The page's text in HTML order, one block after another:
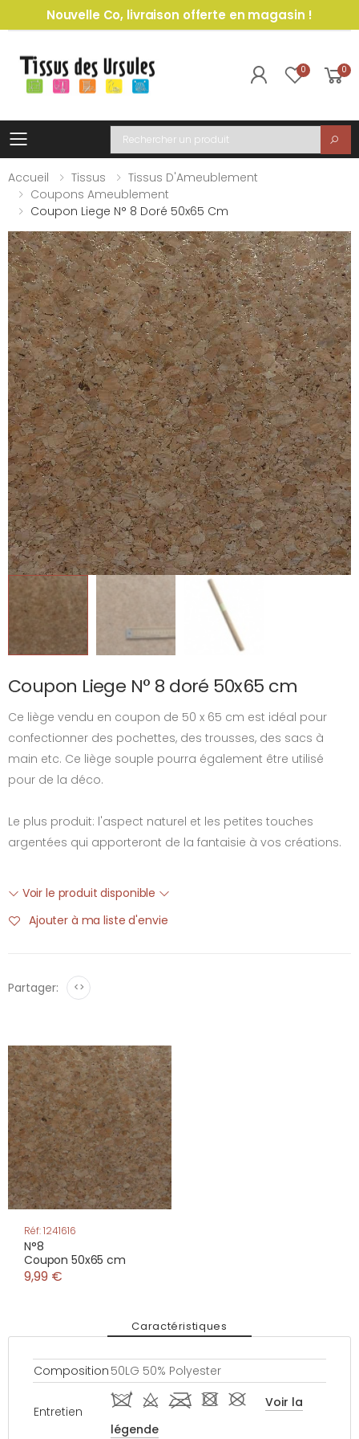
Nouvelle Co, livraison offerte en magasin !
0 0
Toggle mobile menu
Recherche
Accueil
Tissus
Tissus D'Ameublement
Coupons Ameublement
Coupon Liege N° 8 Doré 50x65 Cm
Coupon Liege N° 8 doré 50x65 cm
Ce liège vendu en coupon de 50 x 65 cm est idéal pour
confectionner des pochettes, des trousses, des sacs à
main etc. Ce liège souple pourra également être utilisé
pour de la déco.
Le plus produit: l'aspect naturel et les petites touches
argentées qui apporteront de la fantaisie à vos créations.
Voir le produit disponible
Ajouter à ma liste d'envie
Partager: <>
Réf: 1241616
N°8
Coupon 50x65 cm
9,99 €
Caractéristiques
Composition 50LG 50% Polyester
Entretien
i d l - #
Voir la
légende